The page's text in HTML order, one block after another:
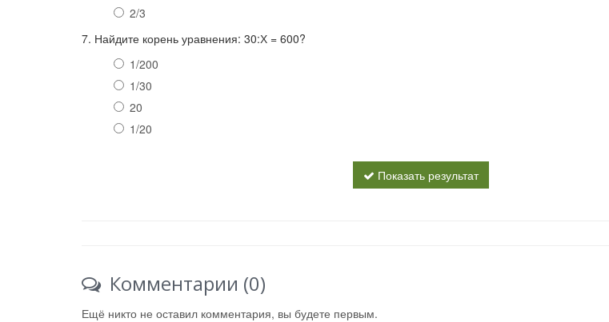
2/3
7. Найдите корень уравнения: 30:Х = 600?
1/200
1/30
20
1/20
Показать результат
Комментарии (0)
Ещё никто не оставил комментария, вы будете первым.